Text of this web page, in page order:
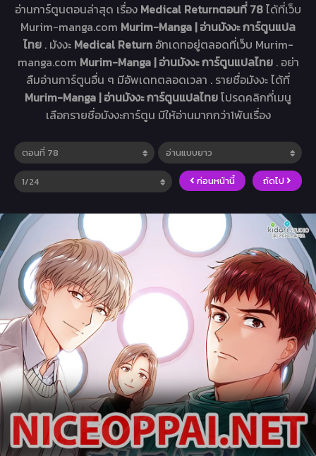
อ่านการ์ตูนตอนล่าสุด เรื่อง Medical Returnตอนที่ 78ได้ที่เว็บ
Murim-manga.com Murim-Manga | อ่านมังงะ การ์ตูนแปล
ไทย . มังงะ Medical Return อัทเดทอยู่ตลอดที่เว็บ Murim-
manga.com Murim-Manga | อ่านมังงะ การ์ตูนแปลไทย . อย่า
ลืมอ่านการ์ตูนอื่น ๆ มีอัพเดทตลอดเวลา . รายชื่อมังงะ ได้ที่
Murim-Manga | อ่านมังงะ การ์ตูนแปลไทยโปรดคลิกที่เมนู
เลือกรายชื่อมังงะการ์ตูน มีให้อ่านมากกว่า1พันเรื่อง
ก่อนหน้านี้ ถัดไป